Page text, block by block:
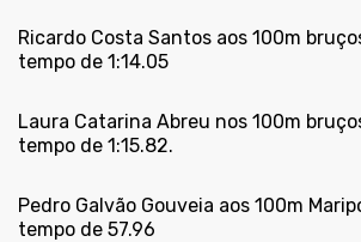
Ricardo Costa Santos aos 100m
tempo de 1:14.05
Laura Catarina Abreu nos 100m
tempo de 1:15.82.
Pedro Galvão Gouveia aos 100m
tempo de 57.96